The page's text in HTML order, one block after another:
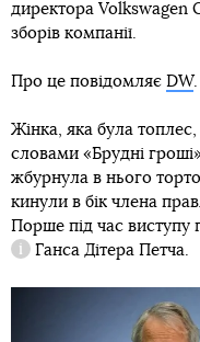
директора Volkswagen
зборів компанії.
Про це повідомляє DW.
Жінка, яка була
словами «Брудні
жбурнула в нього
кинули в бік члена
Порше під час виступу
Довідка
Ганса Дітера Петча.